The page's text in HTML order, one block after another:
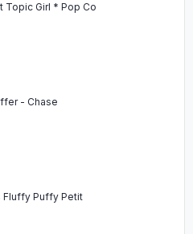
Topic Girl * Pop Co
- Chase
Fluffy Puffy Petit